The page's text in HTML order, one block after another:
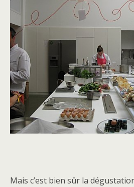
Mais c’est bien sûr la